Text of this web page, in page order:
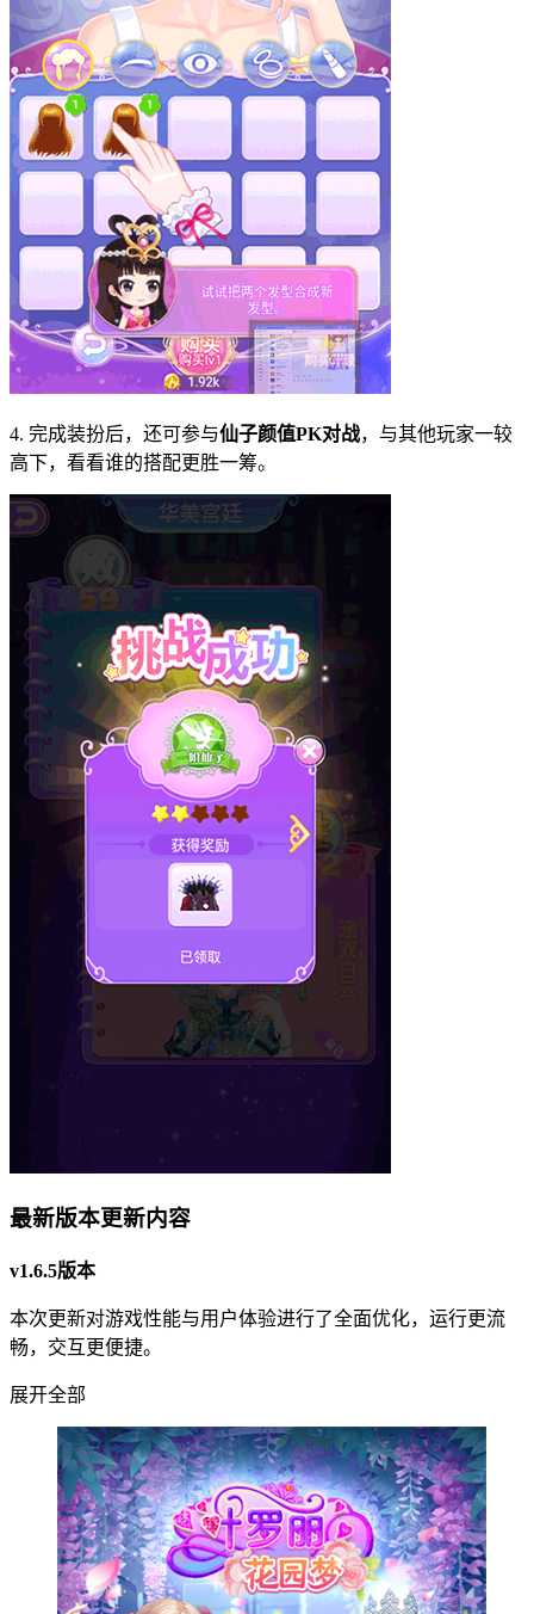
4. 完成装扮后，还可参与仙子颜值PK对战，与其他玩家一较
高下，看看谁的搭配更胜一筹。
最新版本更新内容
v1.6.5版本
本次更新对游戏性能与用户体验进行了全面优化，运行更流
畅，交互更便捷。
展开全部